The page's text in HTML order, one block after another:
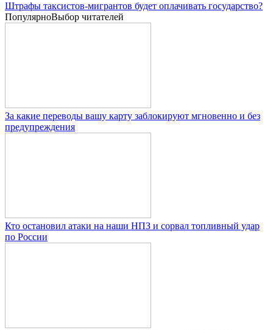
Штрафы таксистов-мигрантов будет оплачивать государство?
ПопулярноВыбор читателей
За какие переводы вашу карту заблокируют мгновенно и без
предупреждения
Кто остановил атаки на наши НПЗ и сорвал топливный удар
по России